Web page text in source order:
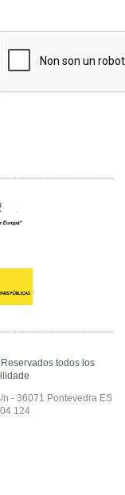
todos los
- 36071 Pontevedra ES
124